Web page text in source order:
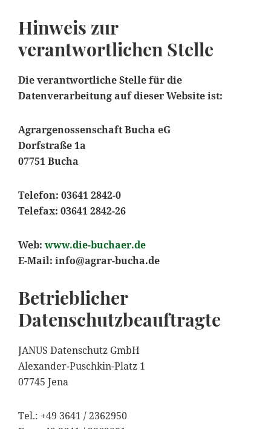
Hinweis zur
verantwortlichen Stelle
Die verantwortliche Stelle für die
Datenverarbeitung auf dieser Website ist:
Agrargenossenschaft Bucha eG
Dorfstraße 1a
07751 Bucha
Telefon: 03641 2842-0
Telefax: 03641 2842-26
Web: www.die-buchaer.de
E-Mail: info@agrar-bucha.de
Betrieblicher
Datenschutzbeauftragte
JANUS Datenschutz GmbH
Alexander-Puschkin-Platz 1
07745 Jena
Tel.: +49 3641 / 2362950